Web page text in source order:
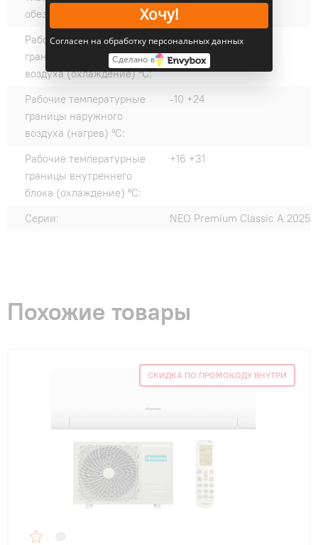
обеззараживание:
Рабочие температурные
границы наружного
воздуха (охлаждение) °C:
+21 +43
Рабочие температурные
границы наружного
воздуха (нагрев) °C:
-10 +24
Рабочие температурные
границы внутреннего
блока (охлаждение) °C:
+16 +31
Серии: NEO Premium Classic A 2025
Похожие товары
СКИДКА ПО ПРОМОКОДУ ВНУТРИ
Хочу!
Согласен на обработку персональных данных
Сделано в